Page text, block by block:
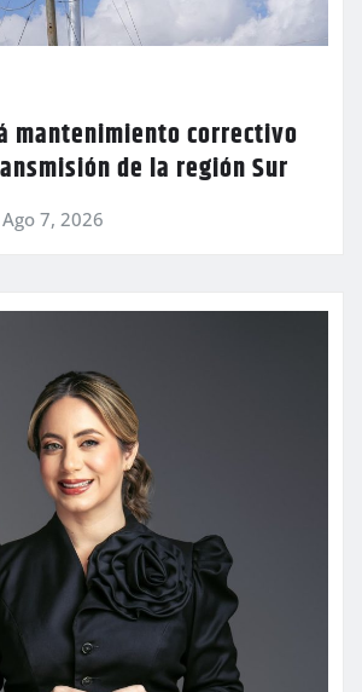
mantenimiento correctivo
de la región Sur
Ago 7, 2026